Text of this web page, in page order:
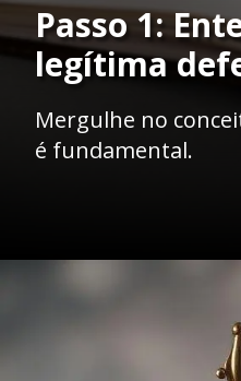
Passo 1:
legítima
Mergulhe no
é fundamental.